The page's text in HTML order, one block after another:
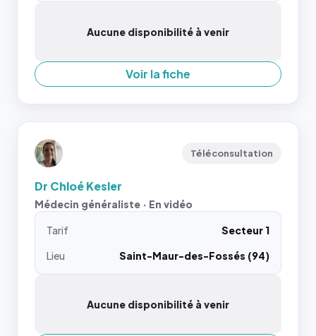
Aucune disponibilité à venir
Voir la fiche
Téléconsultation
Dr Chloé Kesler
Médecin généraliste · En vidéo
Tarif
Secteur 1
Lieu
Saint-Maur-des-Fossés (94)
Aucune disponibilité à venir